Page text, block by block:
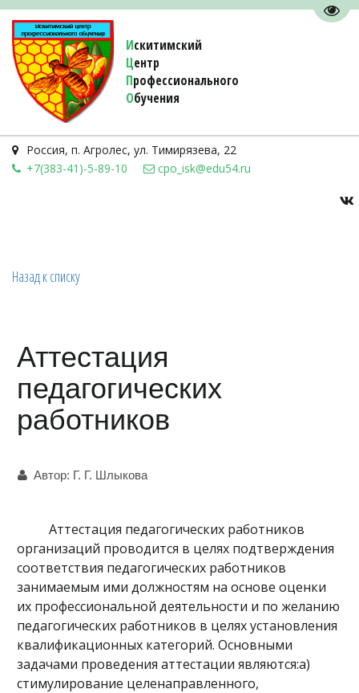
Искитимский
Центр
Профессионального
Обучения
Россия, п. Агролес, ул. Тимирязева, 22
+7(383-41)-5-89-10
cpo_isk@edu54.ru
Назад к списку
Аттестация
педагогических
работников
Автор: Г. Г. Шлыкова
Аттестация педагогических работников
организаций проводится в целях подтверждения
соответствия педагогических работников
занимаемым ими должностям на основе оценки
их профессиональной деятельности и по желанию
педагогических работников в целях установления
квалификационных категорий. Основными
задачами проведения аттестации являются:а)
стимулирование целенаправленного,